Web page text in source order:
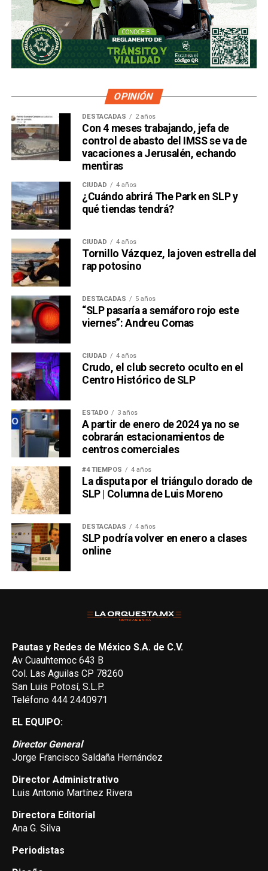
OPINIÓN
DESTACADAS 2 años
Con 4 meses trabajando, jefa de
control de abasto del IMSS se va de
vacaciones a Jerusalén, echando
mentiras
CIUDAD 4 años
¿Cuándo abrirá The Park en SLP y
qué tiendas tendrá?
CIUDAD 4 años
Tornillo Vázquez, la joven estrella del
rap potosino
DESTACADAS 5 años
“SLP pasaría a semáforo rojo este
viernes”: Andreu Comas
CIUDAD 4 años
Crudo, el club secreto oculto en el
Centro Histórico de SLP
ESTADO 3 años
A partir de enero de 2024 ya no se
cobrarán estacionamientos de
centros comerciales
#4 TIEMPOS 4 años
La disputa por el triángulo dorado de
SLP | Columna de Luis Moreno
DESTACADAS 4 años
SLP podría volver en enero a clases
online
Pautas y Redes de México S.A. de C.V.
Av Cuauhtemoc 643 B
Col. Las Aguilas CP 78260
San Luis Potosí, S.L.P.
Teléfono 444 2440971
EL EQUIPO:
Director General
Jorge Francisco Saldaña Hernández
Director Administrativo
Luis Antonio Martínez Rivera
Directora Editorial
Ana G. Silva
Periodistas